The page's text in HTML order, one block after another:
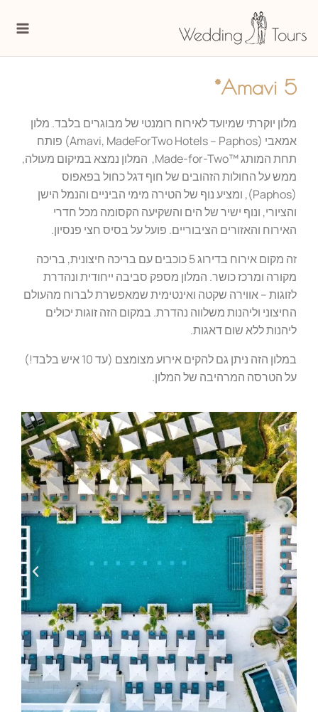
Amavi 5*
מלון יוקרתי שמיועד לאירוח רומנטי של מבוגרים בלבד. מלון
אמאבי (Amavi, MadeForTwo Hotels – Paphos) פותח
תחת המותג ™‎Made-for-Two, המלון נמצא במיקום מעולה,
ממש על החולות הזהובים של חוף דגל כחול בפאפוס
(Paphos), ומציע נוף של הטירה מימי הביניים והנמל הישן
והציורי, ונוף ישיר של הים והשקיעה הקסומה מכל חדרי
האירוח והאזורים הציבוריים. פועל על בסיס חצי פנסיון.
זה מקום אירוח בדירוג 5 כוכבים עם בריכה חיצונית, בריכה
מקורה ומרכז כושר. המלון מספק סביבה ייחודית ונהדרת
לזוגות – אווירה שקטה ואינטימית שמאפשרת לברוח מהעולם
החיצוני וליהנות משלווה נהדרת. במקום הזה זוגות יכולים
ליהנות ללא שום דאגות.
במלון הזה ניתן גם להקים אירוע מצומצם (עד 10 איש בלבד!)
על הטרסה המרהיבה של המלון.